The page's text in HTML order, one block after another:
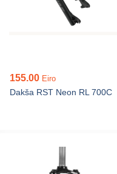
155.00 Eiro
Dakša RST Neon RL 700C